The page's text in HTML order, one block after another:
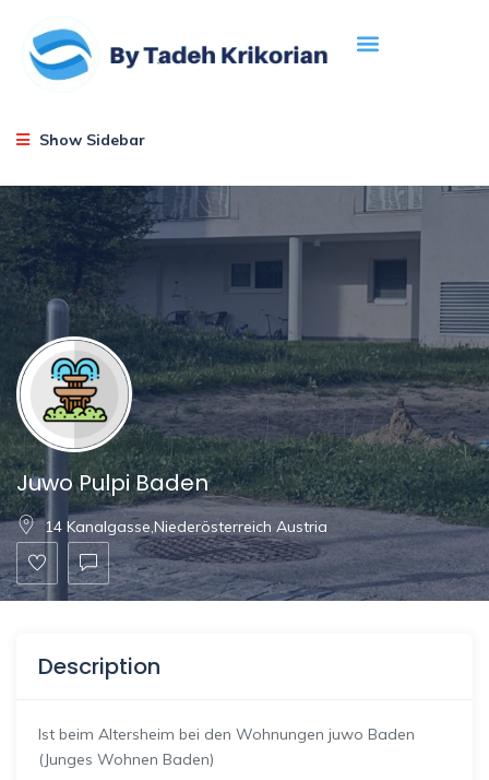
Show Sidebar
Juwo Pulpi Baden
14 Kanalgasse,Niederösterreich Austria
Description
Ist beim Altersheim bei den Wohnungen juwo Baden
(Junges Wohnen Baden)